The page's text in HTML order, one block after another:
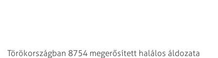
Törökországban 8754 megerősített halálos áldozata